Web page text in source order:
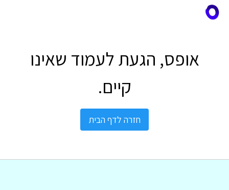
אופס, הגעת לעמוד שאינו
קיים.
חזרה לדף הבית